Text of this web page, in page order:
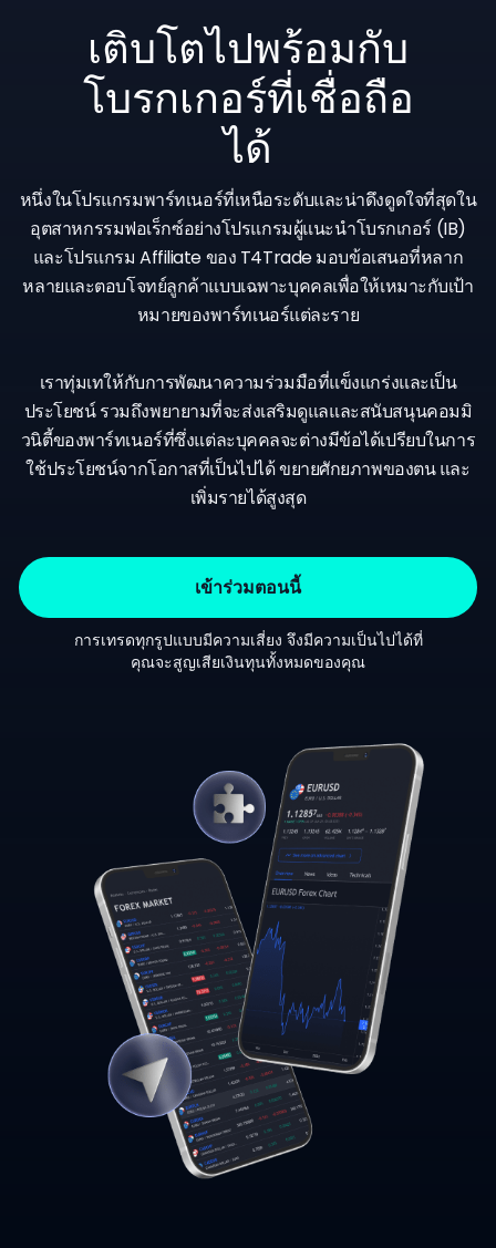
เติบโตไปพร้อมกับ
โบรกเกอร์ที่เชื่อถือ
ได้
หนึ่งในโปรแกรมพาร์ทเนอร์ที่เหนือระดับและน่าดึงดูดใจที่สุดใน
อุตสาหกรรมฟอเร็กซ์อย่างโปรแกรมผู้แนะนำโบรกเกอร์ (IB)
และโปรแกรม Affiliate ของ T4Trade มอบข้อเสนอที่หลาก
หลายและตอบโจทย์ลูกค้าแบบเฉพาะบุคคลเพื่อให้เหมาะกับเป้า
หมายของพาร์ทเนอร์แต่ละราย
เราทุ่มเทให้กับการพัฒนาความร่วมมือที่แข็งแกร่งและเป็น
ประโยชน์ รวมถึงพยายามที่จะส่งเสริมดูแลและสนับสนุนคอมมิ
วนิตี้ของพาร์ทเนอร์ที่ซึ่งแต่ละบุคคลจะต่างมีข้อได้เปรียบในการ
ใช้ประโยชน์จากโอกาสที่เป็นไปได้ ขยายศักยภาพของตน และ
เพิ่มรายได้สูงสุด
เข้าร่วมตอนนี้
การเทรดทุกรูปแบบมีความเสี่ยง จึงมีความเป็นไปได้ที่
คุณจะสูญเสียเงินทุนทั้งหมดของคุณ